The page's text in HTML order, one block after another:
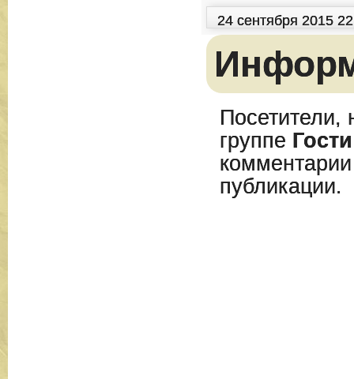
24 сентября 2015
Посетители,
группе Гости
публикации.